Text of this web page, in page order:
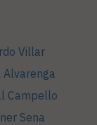
Villar
Alvarenga
Campello
Sena